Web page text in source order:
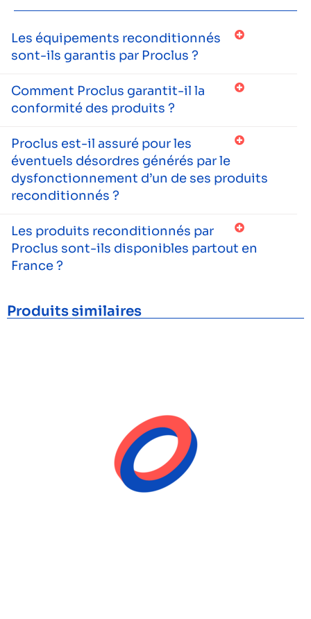
Les équipements reconditionnés
sont-ils garantis par Proclus ?
Comment Proclus garantit-il la
conformité des produits ?
Proclus est-il assuré pour les
éventuels désordres générés par le
dysfonctionnement d’un de ses produits
reconditionnés ?
Les produits reconditionnés par
Proclus sont-ils disponibles partout en
France ?
Produits similaires